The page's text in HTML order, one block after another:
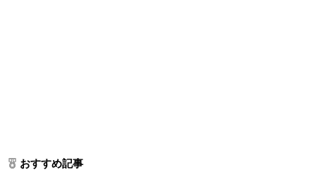
おすすめ記事